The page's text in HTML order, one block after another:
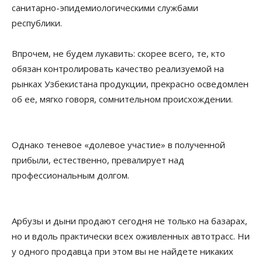
санитарно-эпидемиологическими службами
республики.
Впрочем, не будем лукавить: скорее всего, те, кто
обязан контролировать качество реализуемой на
рынках Узбекистана продукции, прекрасно осведомлен
об ее, мягко говоря, сомнительном происхождении.
Однако теневое «долевое участие» в полученной
прибыли, естественно, превалирует над
профессиональным долгом.
Арбузы и дыни продают сегодня не только на базарах,
но и вдоль практически всех оживленных автотрасс. Ни
у одного продавца при этом вы не найдете никаких